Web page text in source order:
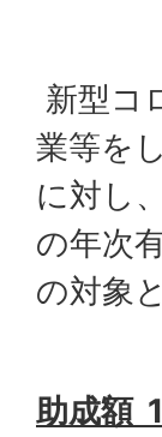
新型コ
業等を
に対し
の年次
の対象
助成額